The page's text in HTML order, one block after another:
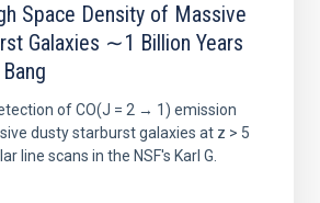
Space Density of Massive
Galaxies ∼1 Billion Years
of CO(J = 2 → 1) emission
dusty starburst galaxies at z > 5
line scans in the NSF's Karl G.